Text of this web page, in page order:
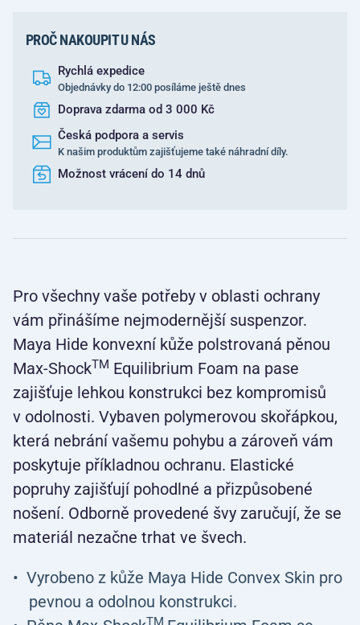
PROČ NAKOUPIT U NÁS
Rychlá expedice
Objednávky do 12:00 posíláme ještě dnes
Doprava zdarma od 3 000 Kč
Česká podpora a servis
K našim produktům zajišťujeme také náhradní díly.
Možnost vrácení do 14 dnů
Pro všechny vaše potřeby v oblasti ochrany
vám přinášíme nejmodernější suspenzor.
Maya Hide konvexní kůže polstrovaná pěnou
Max-ShockTM Equilibrium Foam na pase
zajišťuje lehkou konstrukci bez kompromisů
v odolnosti. Vybaven polymerovou skořápkou,
která nebrání vašemu pohybu a zároveň vám
poskytuje příkladnou ochranu. Elastické
popruhy zajišťují pohodlné a přizpůsobené
nošení. Odborně provedené švy zaručují, že se
materiál nezačne trhat ve švech.
Vyrobeno z kůže Maya Hide Convex Skin pro
pevnou a odolnou konstrukci.
TM